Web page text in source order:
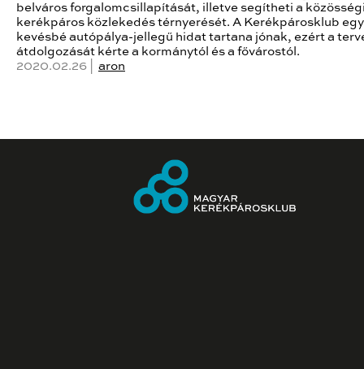
belváros forgalomcsillapítását, illetve segítheti a
kerékpáros közlekedés térnyerését. A Kerékpárosklub egy
kevésbé autópálya-jellegű hidat tartana jónak, ezért a
átdolgozását kérte a kormánytól és a fővárostól.
2020.02.26 | aron